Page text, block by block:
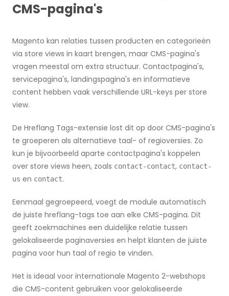
CMS-pagina's
Magento kan relaties tussen producten en categorieën
via store views in kaart brengen, maar CMS-pagina's
vragen meestal om extra structuur. Contactpagina's,
servicepagina's, landingspagina's en informatieve
content hebben vaak verschillende URL-keys per store
view.
De Hreflang Tags-extensie lost dit op door CMS-pagina's
te groeperen als alternatieve taal- of regioversies. Zo
kun je bijvoorbeeld aparte contactpagina's koppelen
over store views heen, zoals contact-contact, contact-
us en contact.
Eenmaal gegroepeerd, voegt de module automatisch
de juiste hreflang-tags toe aan elke CMS-pagina. Dit
geeft zoekmachines een duidelijke relatie tussen
gelokaliseerde paginaversies en helpt klanten de juiste
pagina voor hun taal of regio te vinden.
Het is ideaal voor internationale Magento 2-webshops
die CMS-content gebruiken voor gelokaliseerde